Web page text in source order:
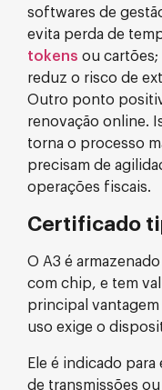
softwares de
evita perda de
tokens ou cartões;
reduz o risco de
Outro ponto
renovação online.
torna o processo
precisam de
operações fiscais.
Certificado
O A3 é
com chip, e tem
principal vantagem
uso exige o
Ele é indicado
de transmissões